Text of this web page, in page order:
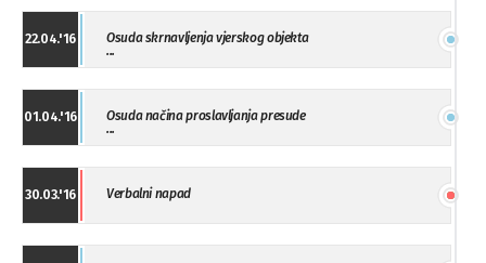
22.04.'16
Osuda skrnavljenja vjerskog objekta
...
01.04.'16
Osuda načina proslavljanja presude
...
30.03.'16 Verbalni napad